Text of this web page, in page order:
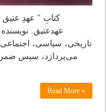
کتابِ " عهدِ
عهد‌عتیق.
تاریخی‌، سیاسی،
می‌پردازد، سپس ضمن
Read More »